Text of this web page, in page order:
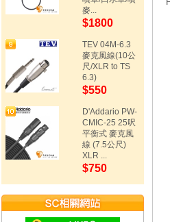
麥...
$1800
TEV 04M-6.3
麥克風線(10公
尺/XLR to TS
6.3)
$550
D'Addario PW-
CMIC-25 25呎
平衡式 麥克風
線 (7.5公尺)
XLR ...
$750